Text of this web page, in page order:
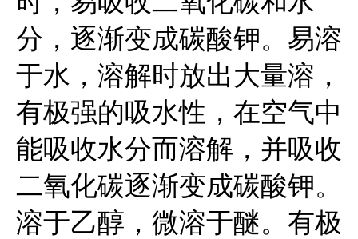
分，逐渐变成碳酸钾。易溶
于水，溶解时放出大量溶，
有极强的吸水性，在空气中
能吸收水分而溶解，并吸收
二氧化碳逐渐变成碳酸钾。
溶于乙醇，微溶于醚。有极